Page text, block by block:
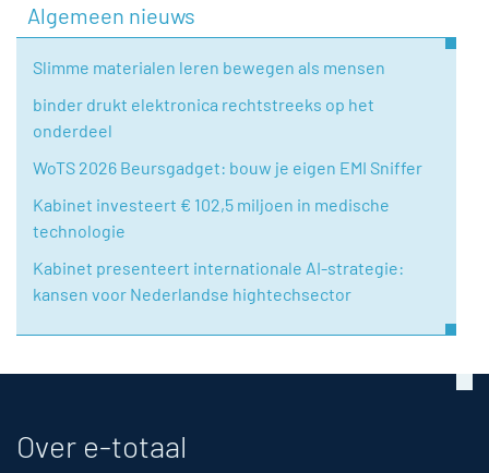
Algemeen nieuws
Slimme materialen leren bewegen als mensen
binder drukt elektronica rechtstreeks op het
onderdeel
WoTS 2026 Beursgadget: bouw je eigen EMI Sniffer
Kabinet investeert € 102,5 miljoen in medische
technologie
Kabinet presenteert internationale AI-strategie:
kansen voor Nederlandse hightechsector
Over e-totaal